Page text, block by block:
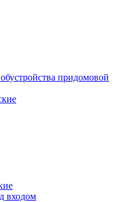
придомовой
входом